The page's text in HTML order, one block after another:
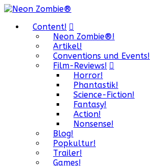
Content!
Neon Zombie®!
Artikel!
Conventions und Events!
Film-Reviews!
Horror!
Phantastik!
Science-Fiction!
Fantasy!
Action!
Nonsense!
Blog!
Popkultur!
Trailer!
Games!